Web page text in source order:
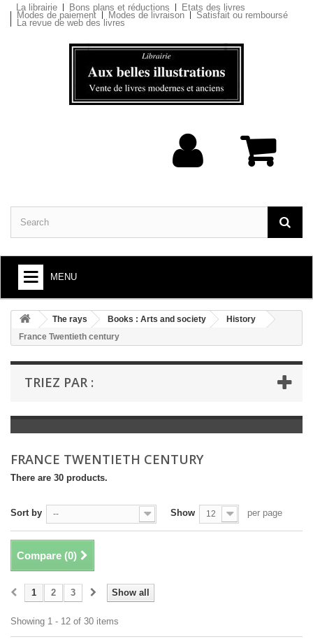
La librairie Bons plans et réductions Etats des livres
Modes de paiement Modes de livraison Satisfait ou remboursé
La revue de web des livres
MENU
+
BOOKS : ARTS AND SOCIETY
+
BOOKS : LITERATURE
+
BOOKS : YOUTH
LIVRES ANCIENS AVANT 1945
The rays Books : Arts and society
History
France Twentieth century
TRIEZ PAR :
FRANCE TWENTIETH CENTURY
There are 30 products.
Sort by -- Show 12 per page
Compare (0)
Show all
1 2 3
Showing 1 - 12 of 30 items